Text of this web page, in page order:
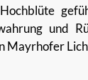
und
Mayrhofer